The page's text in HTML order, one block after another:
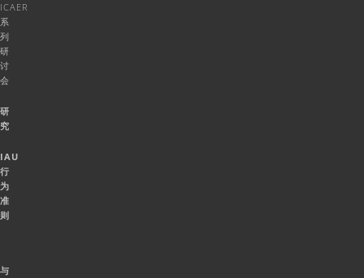
ICAER
系
列
研
讨
会
研
究
IAU
行
为
准
则
与